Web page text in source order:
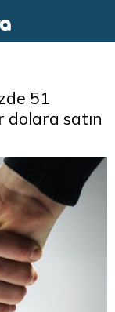
51
dolara satın